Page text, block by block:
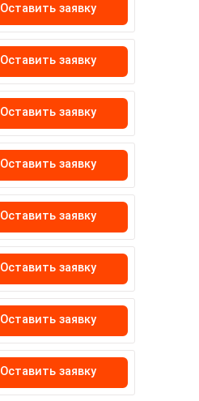
Оставить заявку
Оставить заявку
Оставить заявку
Оставить заявку
Оставить заявку
Оставить заявку
Оставить заявку
Оставить заявку